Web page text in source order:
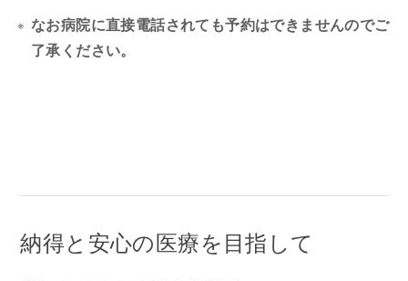
なお病院に直接電話されても予約はできませんのでご
了承ください。
納得と安心の医療を目指して